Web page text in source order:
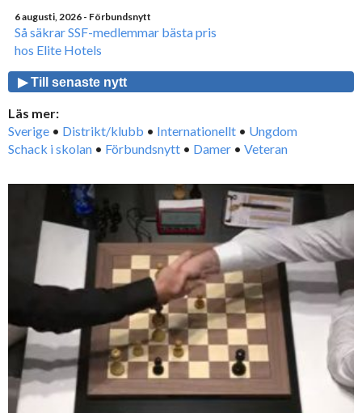
6 augusti, 2026 - Förbundsnytt
Så säkrar SSF-medlemmar bästa pris
hos Elite Hotels
▶ Till senaste nytt
Läs mer:
Sverige • Distrikt/klubb • Internationellt • Ungdom
Schack i skolan • Förbundsnytt • Damer • Veteran